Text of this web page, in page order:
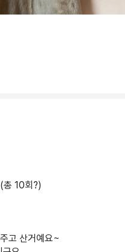
총 10회?)
고 산거예요~